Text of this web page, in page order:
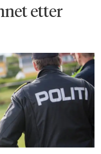
etter